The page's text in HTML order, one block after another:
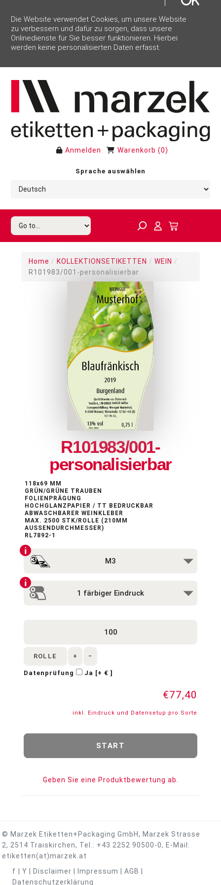
Die Website verwendet Cookies, um unsere Website
zu verbessern und dafür zu sorgen, dass unsere
Onlinedienste für Sie besser funktionieren. Hierbei
werden keine personalisierten Daten erfasst.
Anmelden Warenkorb (0)
Sprache auswählen
Home / KOLLEKTIONSETIKETTEN / WEIN /
R101983/001-personalisierbar
R101983/001-
personalisierbar
118x69 MM
GRÜN/GRÜNE TRAUBEN
FOLIENPRÄGUNG
HOCHGLANZPAPIER / TT BEDRUCKBAR
ABWASCHBARER WEINKLEBER
MAX. 2500 STK/ROLLE (210MM
AUSSENDURCHMESSER)
RL7892-1
Datenprüfung Ja [+ € ]
ROLLE + −
€77,40
inkl. Eindruck und Datensetup pro Sorte
Geben Sie eine Produktbewertung ab.
© Marzek Etiketten+Packaging GmbH, Marzek Strasse
2, 2514 Traiskirchen, Tel.: +43 2252 90500-0, E-Mail:
etiketten(at)marzek.at
f
Y Disclaimer Impressum AGB
Datenschutzerklärung